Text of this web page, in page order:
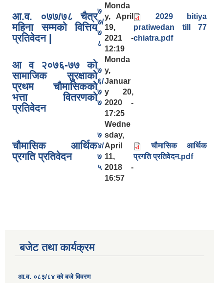
आ.व. ०७७/७८ चैत्र
महिना सम्मको वित्तिय
प्रतिवेदन |
७
७/
७
८
Monda
y, April
19,
2021 -
12:19
2029 bitiya
pratiwedan till 77
chiatra.pdf
आ व २०७६-७७ को
सामाजिक सुरक्षाको
प्रथम चौमासिकको
भत्ता वितरणको
प्रतिवेदन
७
६/
७
७
Monda
y,
Januar
y 20,
2020 -
17:25
चौमासिक आर्थिक
प्रगति प्रतिवेदन
७
४/
७
५
Wedne
sday,
April
11,
2018 -
16:57
चौमासिक आर्थिक
प्रगति प्रतिवेदन.pdf
बजेट तथा कार्यक्रम
आ.व. ०८३/८४ को बजे विवरण